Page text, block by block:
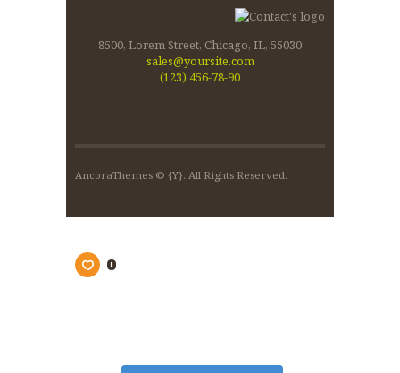
8500, Lorem Street, Chicago, IL, 55030
sales@yoursite.com
(123) 456-78-90
AncoraThemes © {Y}. All Rights Reserved.
0